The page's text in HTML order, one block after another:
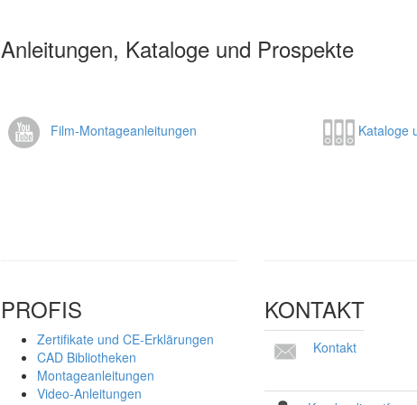
Anleitungen, Kataloge und Prospekte
Film-Montageanleitungen Kataloge
PROFIS
Zertifikate und CE-Erklärungen
CAD Bibliotheken
Montageanleitungen
Video-Anleitungen
KONTAKT
Kontakt